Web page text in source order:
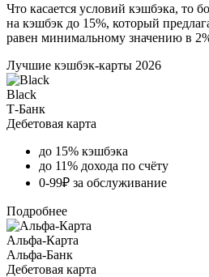
Что касается условий кэшбэка, то
на кэшбэк до 15%, который
равен минимальному значению в
Лучшие кэшбэк-карты 2026
Black
Т-Банк
Дебетовая карта
до 15% кэшбэка
до 11% дохода по счёту
0-99₽ за обслуживание
Подробнее
Альфа-Карта
Альфа-Банк
Дебетовая карта